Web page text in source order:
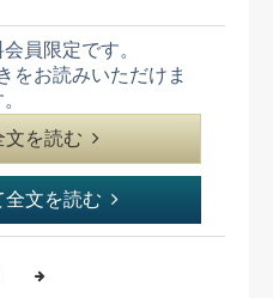
員限定です。
をお読みいただけま
文を読む
全文を読む